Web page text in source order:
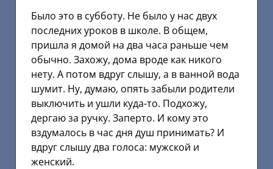
Было это в субботу. Не было у нас двух
последних уроков в школе. В общем,
пришла я домой на два часа раньше чем
обычно. Захожу, дома вроде как никого
нету. А потом вдруг слышу, а в ванной вода
шумит. Ну, думаю, опять забыли родители
выключить и ушли куда-то. Подхожу,
дергаю за ручку. Заперто. И кому это
вздумалось в час дня душ принимать? И
вдруг слышу два голоса: мужской и
женский.